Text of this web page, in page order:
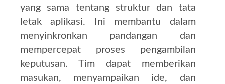
yang sama tentang struktur dan tata
letak aplikasi. Ini membantu dalam
menyinkronkan pandangan dan
mempercepat proses pengambilan
keputusan. Tim dapat memberikan
masukan, menyampaikan ide, dan